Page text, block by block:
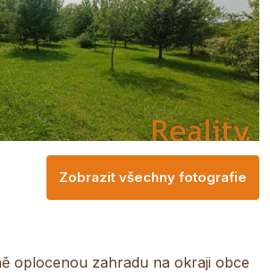
Zobrazit všechny fotografie
oplocenou zahradu na okraji obce